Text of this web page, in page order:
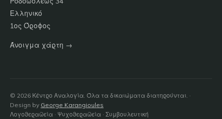
Ελληνικό
1ος Όροφος
Άνοιγμα χάρτη →
© 2026 Κέντρο Αναλογία. Όλα τα δικαιώματα διατηρούνται. ·
Design by George Karangioules
Λογοθεραπεία · Ψυχοθεραπεία · Συμβουλευτική